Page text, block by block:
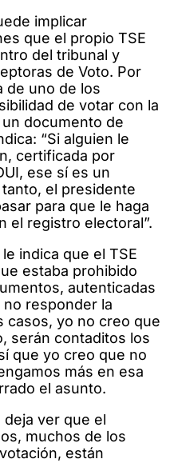
implicar
que el propio TSE
del tribunal y
de Voto. Por
de uno de los
de votar con la
documento de
“Si alguien le
certificada por
ese sí es un
el presidente
para que le haga
el registro electoral”.
indica que el TSE
estaba prohibido
autenticadas
responder la
casos, yo no creo que
serán contaditos los
que yo creo que no
más en esa
el asunto.
ver que el
muchos de los
están